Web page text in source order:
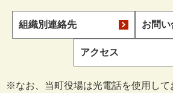
組織別連絡先 お問
アクセス
※なお、当町役場は光電話を使用して